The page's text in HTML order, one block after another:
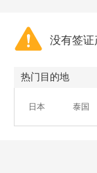
没有签
热门目的地
日本 泰国